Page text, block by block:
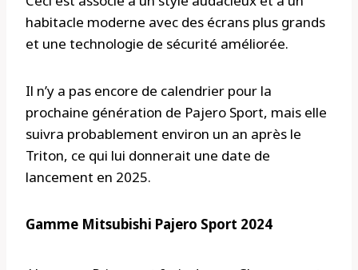
habitacle moderne avec des écrans plus grands
et une technologie de sécurité améliorée.
Il n’y a pas encore de calendrier pour la
prochaine génération de Pajero Sport, mais elle
suivra probablement environ un an après le
Triton, ce qui lui donnerait une date de
lancement en 2025.
Gamme Mitsubishi Pajero Sport 2024